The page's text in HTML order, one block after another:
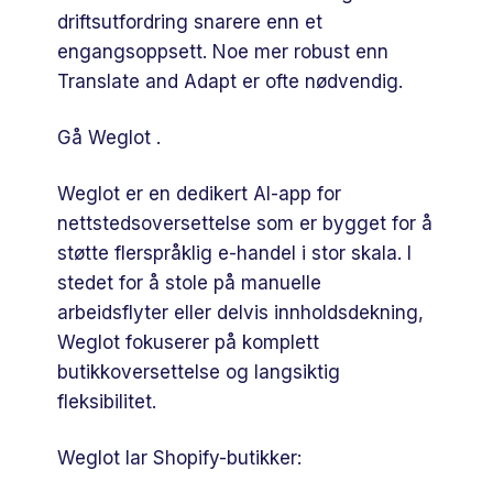
driftsutfordring snarere enn et
engangsoppsett. Noe mer robust enn
Translate and Adapt er ofte nødvendig.
Gå Weglot .
Weglot er en dedikert AI-app for
nettstedsoversettelse som er bygget for å
støtte flerspråklig e-handel i stor skala. I
stedet for å stole på manuelle
arbeidsflyter eller delvis innholdsdekning,
Weglot fokuserer på komplett
butikkoversettelse og langsiktig
fleksibilitet.
Weglot lar Shopify-butikker: